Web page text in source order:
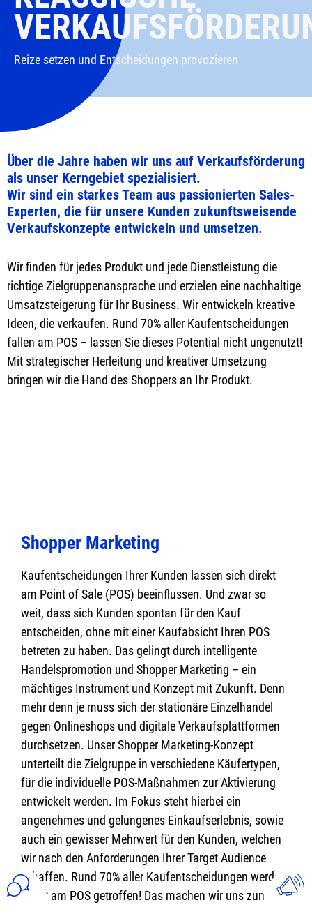
Reize setzen und Entscheidungen provozieren
Über die Jahre haben wir uns auf Verkaufsförderung
als unser Kerngebiet spezialisiert.
Wir sind ein starkes Team aus passionierten Sales-
Experten, die für unsere Kunden zukunftsweisende
Verkaufskonzepte entwickeln und umsetzen.
Wir finden für jedes Produkt und jede Dienstleistung die
richtige Zielgruppenansprache und erzielen eine nachhaltige
Umsatzsteigerung für Ihr Business. Wir entwickeln kreative
Ideen, die verkaufen. Rund 70% aller Kaufentscheidungen
fallen am POS – lassen Sie dieses Potential nicht ungenutzt!
Mit strategischer Herleitung und kreativer Umsetzung
bringen wir die Hand des Shoppers an Ihr Produkt.
Shopper Marketing
Kaufentscheidungen Ihrer Kunden lassen sich direkt
am Point of Sale (POS) beeinflussen. Und zwar so
weit, dass sich Kunden spontan für den Kauf
entscheiden, ohne mit einer Kaufabsicht Ihren POS
betreten zu haben. Das gelingt durch intelligente
Handelspromotion und Shopper Marketing – ein
mächtiges Instrument und Konzept mit Zukunft. Denn
mehr denn je muss sich der stationäre Einzelhandel
gegen Onlineshops und digitale Verkaufsplattformen
durchsetzen. Unser Shopper Marketing-Konzept
unterteilt die Zielgruppe in verschiedene Käufertypen,
für die individuelle POS-Maßnahmen zur Aktivierung
entwickelt werden. Im Fokus steht hierbei ein
angenehmes und gelungenes Einkaufserlebnis, sowie
auch ein gewisser Mehrwert für den Kunden, welchen
wir nach den Anforderungen Ihrer Target Audience
schaffen. Rund 70% aller Kaufentscheidungen werden
direkt am POS getroffen! Das machen wir uns zunutze.